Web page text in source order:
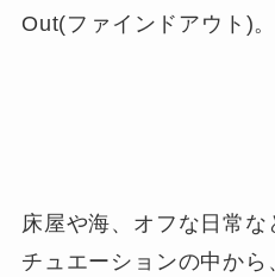
Out(ファインドアウト)。
床屋や海、オフな日常
チュエーションの中か